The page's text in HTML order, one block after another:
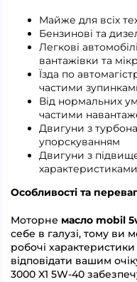
Майже для всіх
Бензинові та
Легкові
вантажівки та
Їзда по
частими
Від нормальних
частими
Двигуни з
упорскуванням
Двигуни з
характеристиками
Особливості та
Моторне масло mobil
себе в галузі, тому ви
робочі
відповідати вашим
3000 X1 5W-40